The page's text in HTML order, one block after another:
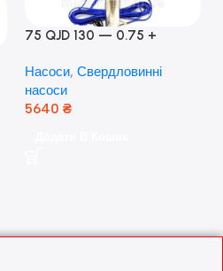
75 QJD 130 — 0.75 +
Насоси, Свердловинні
насоси
5640 ₴